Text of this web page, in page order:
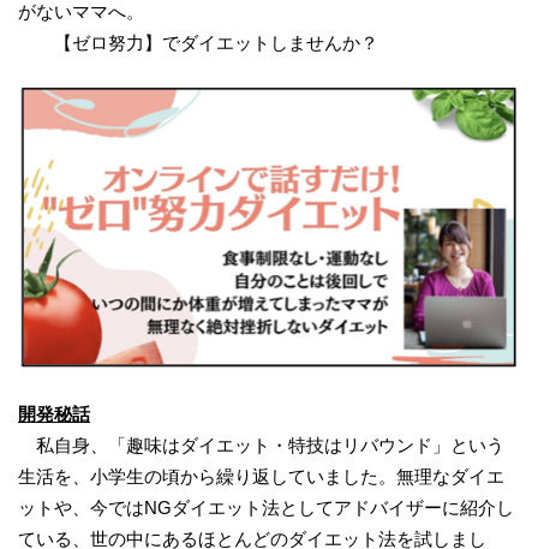
がないママへ。
【ゼロ努力】でダイエットしませんか？
開発秘話
私自身、「趣味はダイエット・特技はリバウンド」という
生活を、小学生の頃から繰り返していました。無理なダイエ
ットや、今ではNGダイエット法としてアドバイザーに紹介し
ている、世の中にあるほとんどのダイエット法を試しまし